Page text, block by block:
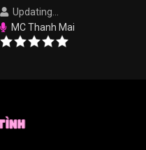
Updating...
MC Thanh Mai